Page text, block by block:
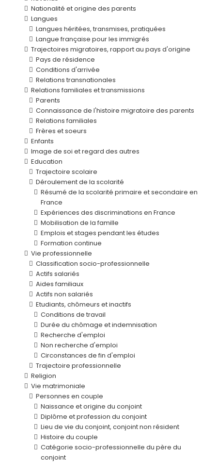
Nationalité et origine des parents
Langues
Langues héritées, transmises, pratiquées
Langue française pour les immigrés
Trajectoires migratoires, rapport au pays d'origine
Pays de résidence
Conditions d'arrivée
Relations transnationales
Relations familiales et transmissions
Parents
Connaissance de l'histoire migratoire des parents
Relations familiales
Frères et soeurs
Enfants
Image de soi et regard des autres
Education
Trajectoire scolaire
Déroulement de la scolarité
Résumé de la scolarité primaire et secondaire en
France
Expériences des discriminations en France
Mobilisation de la famille
Emplois et stages pendant les études
Formation continue
Vie professionnelle
Classification socio-professionnelle
Actifs salariés
Aides familiaux
Actifs non salariés
Etudiants, chômeurs et inactifs
Conditions de travail
Durée du chômage et indemnisation
Recherche d'emploi
Non recherche d'emploi
Circonstances de fin d'emploi
Trajectoire professionnelle
Religion
Vie matrimoniale
Personnes en couple
Naissance et origine du conjoint
Diplôme et profession du conjoint
Lieu de vie du conjoint, conjoint non résident
Histoire du couple
Catégorie socio-professionnelle du père du
conjoint